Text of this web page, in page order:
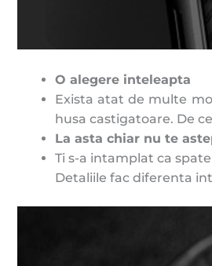
O alegere inteleapta
Exista atat de multe
husa castigatoare. De
La asta chiar nu te
Ti s-a intamplat ca
Detaliile fac diferenta